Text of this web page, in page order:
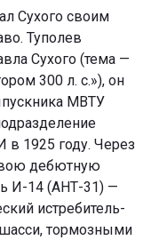
Сухого своим
Туполев
Сухого (тема —
300 л. с.»), он
МВТУ
в 1925 году. Через
дебютную
И-14 (АНТ-31) —
истребитель-
тормозными